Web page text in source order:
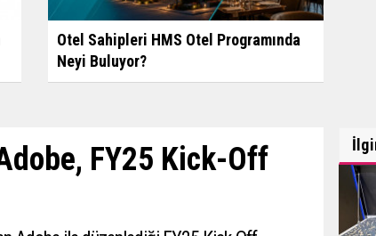
Otel Sahipleri HMS Otel Programında
Neyi Buluyor?
FY25 Kick-Off